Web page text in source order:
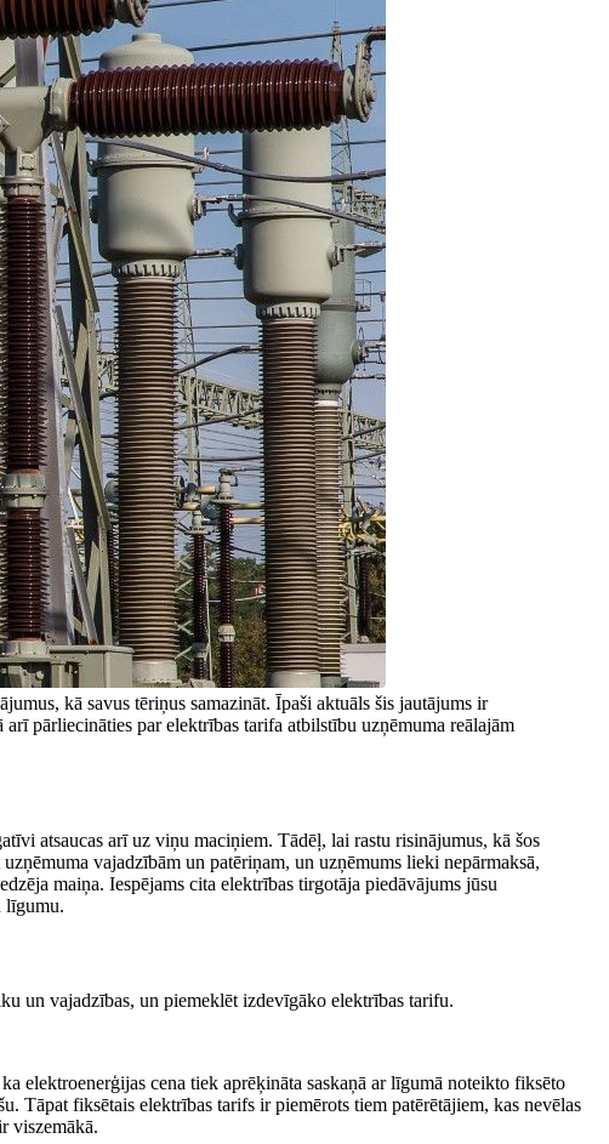
kā savus tēriņus samazināt. Īpaši aktuāls šis jautājums ir
pārliecināties par elektrības tarifa atbilstību uzņēmuma reālajām
atsaucas arī uz viņu maciņiem. Tādēļ, lai rastu risinājumus, kā šos
vajadzībām un patēriņam, un uzņēmums lieki nepārmaksā,
maiņa. Iespējams cita elektrības tirgotāja piedāvājums jūsu
līgumu.
un vajadzības, un piemeklēt izdevīgāko elektrības tarifu.
elektroenerģijas cena tiek aprēķināta saskaņā ar līgumā noteikto fiksēto
Tāpat fiksētais elektrības tarifs ir piemērots tiem patērētājiem, kas nevēlas
viszemākā.